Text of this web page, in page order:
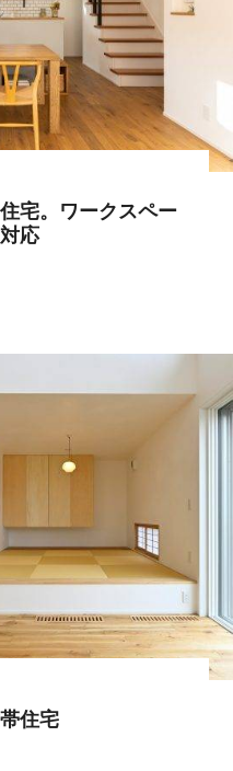
宅。ワークスペー
応
住宅